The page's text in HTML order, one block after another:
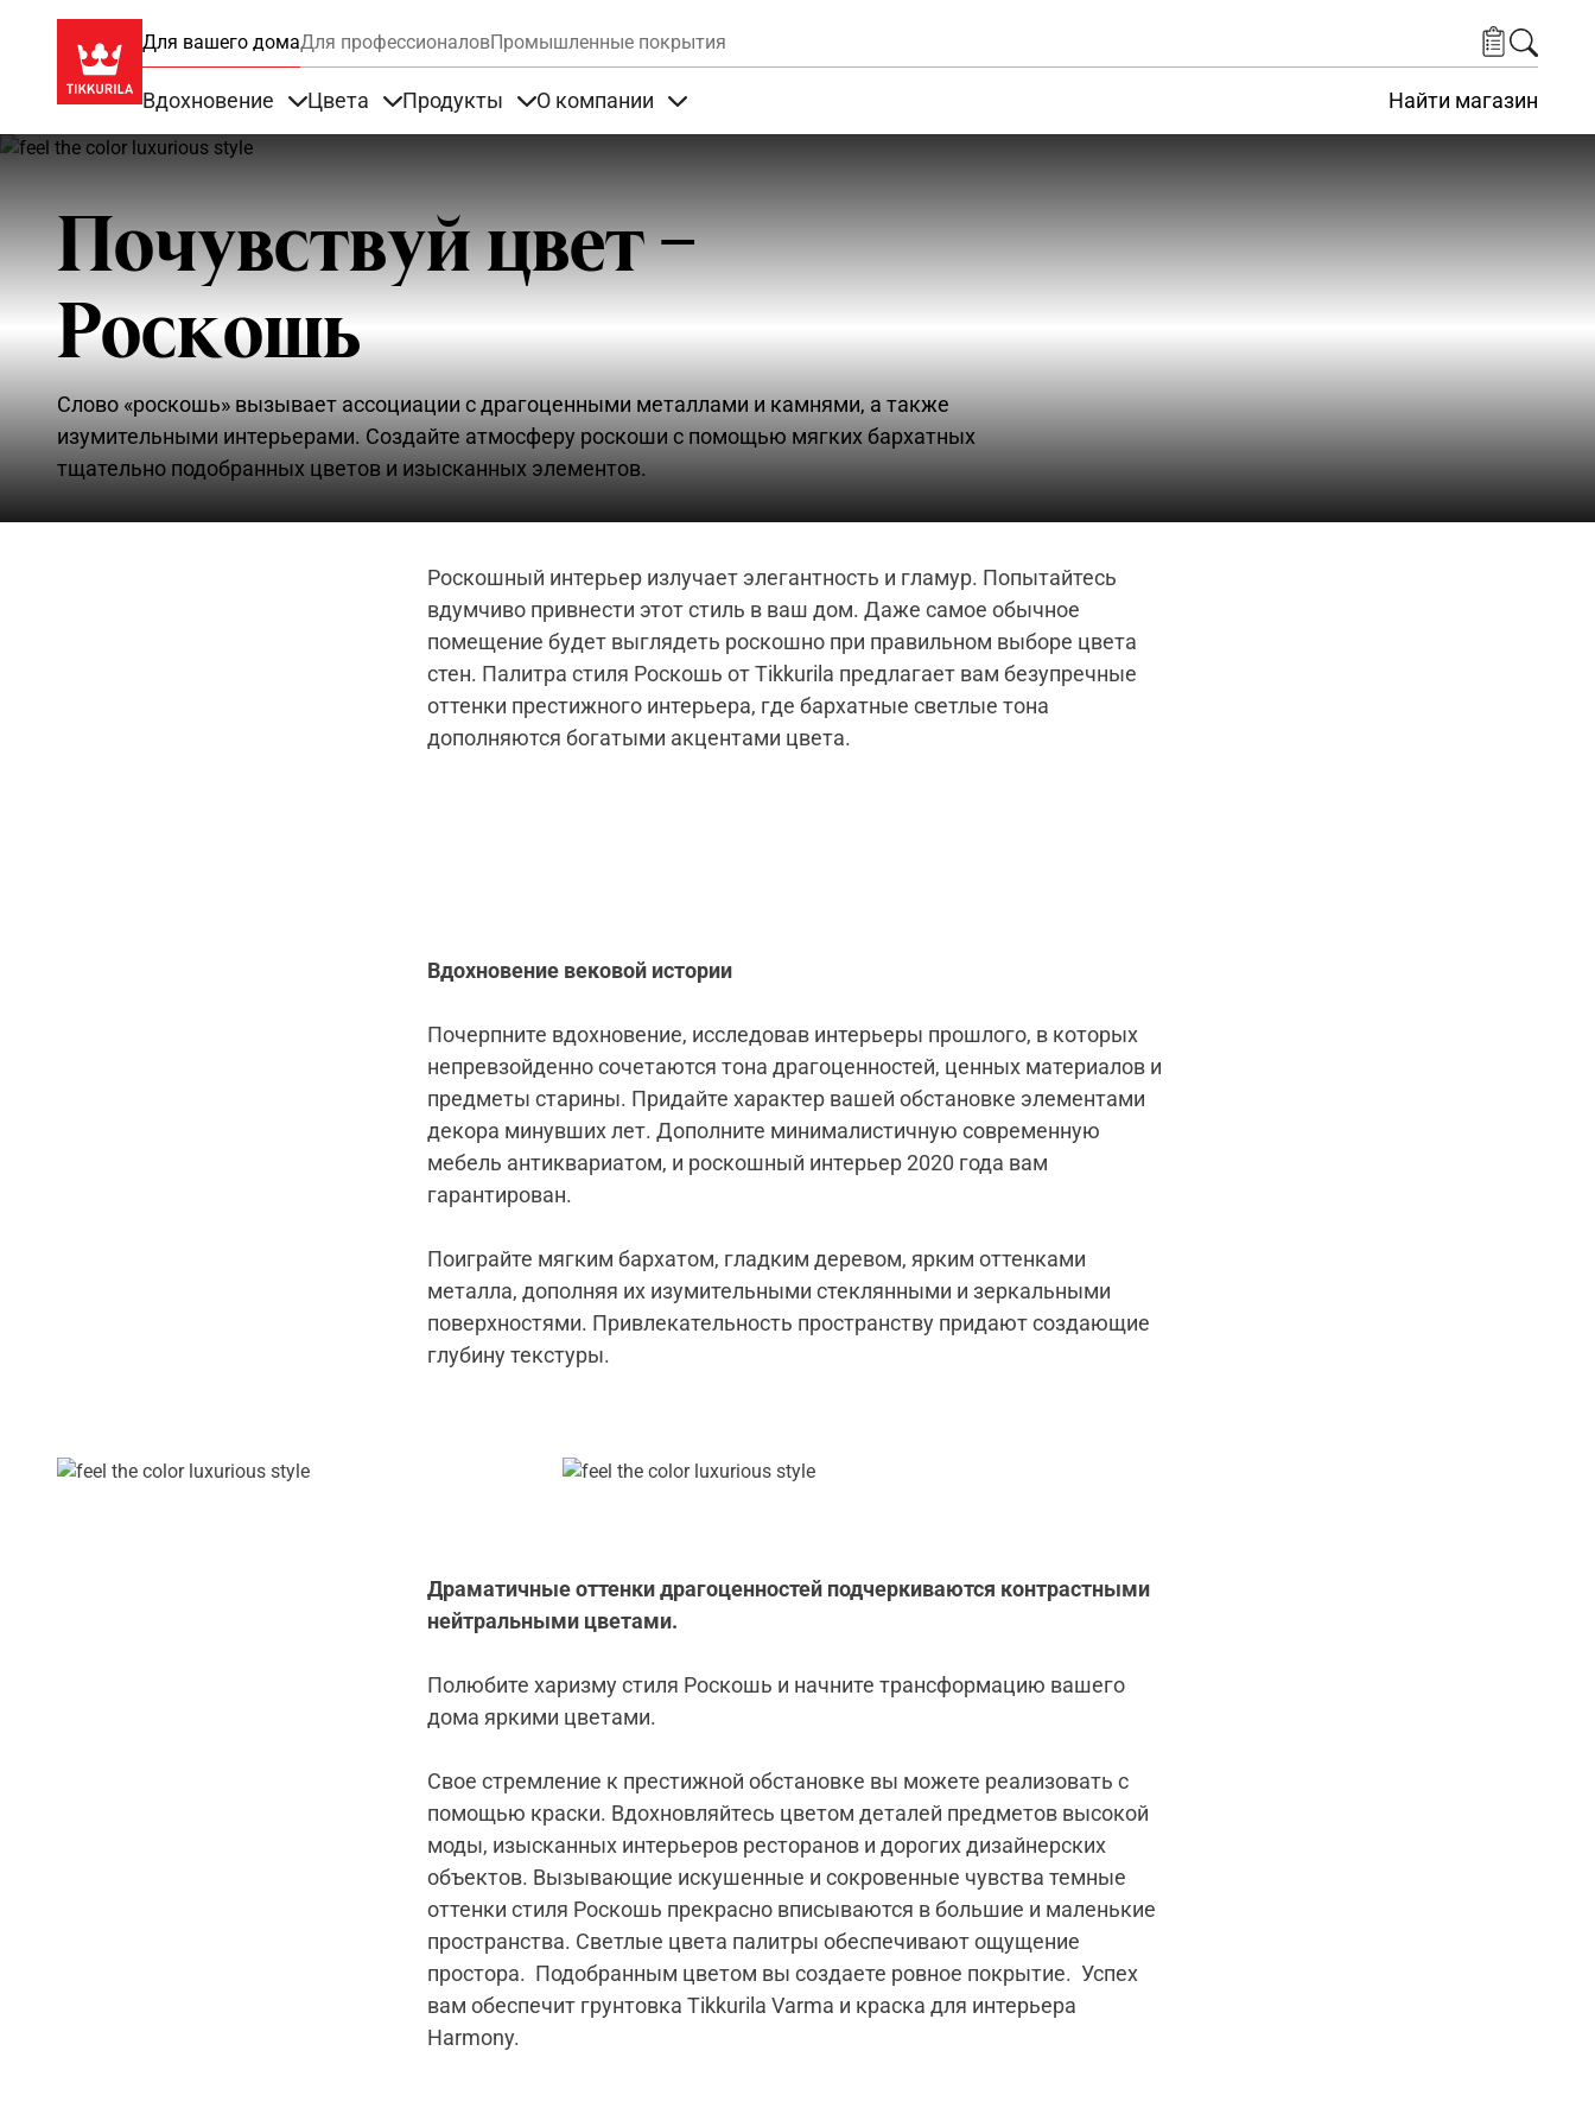
Для вашего домаДля профессионаловПромышленные покрытия
Вдохновение Цвета Продукты О компании Найти магазин
Почувствуй цвет –
Роскошь
Слово «роскошь» вызывает ассоциации с драгоценными металлами и камнями, а также
изумительными интерьерами. Создайте атмосферу роскоши с помощью мягких бархатных
тщательно подобранных цветов и изысканных элементов.
Роскошный интерьер излучает элегантность и гламур. Попытайтесь
вдумчиво привнести этот стиль в ваш дом. Даже самое обычное
помещение будет выглядеть роскошно при правильном выборе цвета
стен. Палитра стиля Роскошь от Tikkurila предлагает вам безупречные
оттенки престижного интерьера, где бархатные светлые тона
дополняются богатыми акцентами цвета.
Вдохновение вековой истории
Почерпните вдохновение, исследовав интерьеры прошлого, в которых
непревзойденно сочетаются тона драгоценностей, ценных материалов и
предметы старины. Придайте характер вашей обстановке элементами
декора минувших лет. Дополните минималистичную современную
мебель антиквариатом, и роскошный интерьер 2020 года вам
гарантирован.
Поиграйте мягким бархатом, гладким деревом, ярким оттенками
металла, дополняя их изумительными стеклянными и зеркальными
поверхностями. Привлекательность пространству придают создающие
глубину текстуры.
Драматичные оттенки драгоценностей подчеркиваются контрастными
нейтральными цветами.
Полюбите харизму стиля Роскошь и начните трансформацию вашего
дома яркими цветами.
Свое стремление к престижной обстановке вы можете реализовать с
помощью краски. Вдохновляйтесь цветом деталей предметов высокой
моды, изысканных интерьеров ресторанов и дорогих дизайнерских
объектов. Вызывающие искушенные и сокровенные чувства темные
оттенки стиля Роскошь прекрасно вписываются в большие и маленькие
пространства. Светлые цвета палитры обеспечивают ощущение
простора. Подобранным цветом вы создаете ровное покрытие. Успех
вам обеспечит грунтовка Tikkurila Varma и краска для интерьера
Harmony.